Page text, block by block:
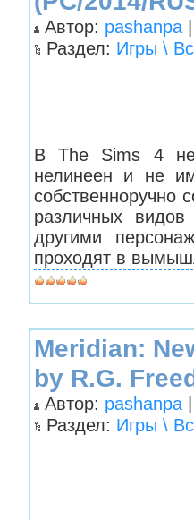
Автор: pashanpa |
Раздел: Игры \
В The Sims 4
нелинеен и не
собственноручно
различных
другими
проходят в
Meridian:
by R.G.
Автор: pashanpa |
Раздел: Игры \